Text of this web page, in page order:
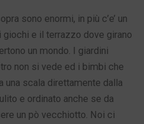
sono enormi, in più c’e’ un
e il terrazzo dove girano
un mondo. I giardini
non si vede ed i bimbi che
una scala direttamente dalla
e ordinato anche se da
un pò vecchiotto. Noi ci